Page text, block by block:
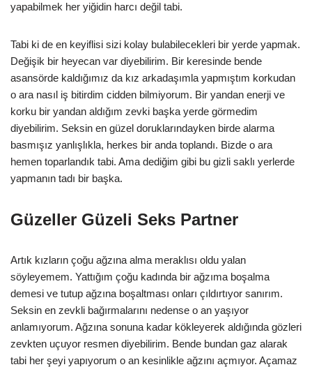
yapabilmek her yiğidin harcı değil tabi.
Tabi ki de en keyiflisi sizi kolay bulabilecekleri bir yerde yapmak.
Değişik bir heyecan var diyebilirim. Bir keresinde bende
asansörde kaldığımız da kız arkadaşımla yapmıştım korkudan
o ara nasıl iş bitirdim cidden bilmiyorum. Bir yandan enerji ve
korku bir yandan aldığım zevki başka yerde görmedim
diyebilirim. Seksin en güzel doruklarındayken birde alarma
basmışız yanlışlıkla, herkes bir anda toplandı. Bizde o ara
hemen toparlandık tabi. Ama dediğim gibi bu gizli saklı yerlerde
yapmanın tadı bir başka.
Güzeller Güzeli Seks Partner
Artık kızların çoğu ağzına alma meraklısı oldu yalan
söyleyemem. Yattığım çoğu kadında bir ağzıma boşalma
demesi ve tutup ağzına boşaltması onları çıldırtıyor sanırım.
Seksin en zevkli bağırmalarını nedense o an yaşıyor
anlamıyorum. Ağzına sonuna kadar kökleyerek aldığında gözleri
zevkten uçuyor resmen diyebilirim. Bende bundan gaz alarak
tabi her şeyi yapıyorum o an kesinlikle ağzını açmıyor. Açamaz